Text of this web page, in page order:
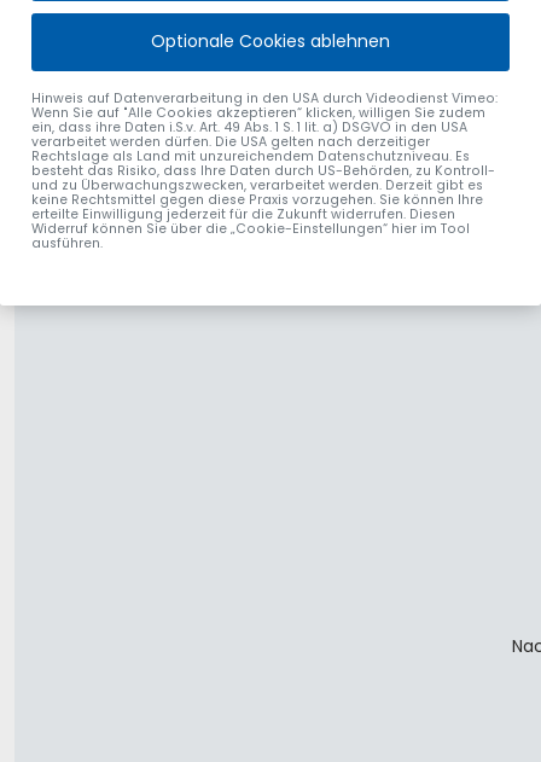
Optionale Cookies ablehnen
Hinweis auf Datenverarbeitung in den USA durch Videodienst Vimeo:
Wenn Sie auf "Alle Cookies akzeptieren“ klicken, willigen Sie zudem
ein, dass ihre Daten i.S.v. Art. 49 Abs. 1 S. 1 lit. a) DSGVO in den USA
verarbeitet werden dürfen. Die USA gelten nach derzeitiger
Rechtslage als Land mit unzureichendem Datenschutzniveau. Es
besteht das Risiko, dass Ihre Daten durch US-Behörden, zu Kontroll-
und zu Überwachungszwecken, verarbeitet werden. Derzeit gibt es
keine Rechtsmittel gegen diese Praxis vorzugehen. Sie können Ihre
erteilte Einwilligung jederzeit für die Zukunft widerrufen. Diesen
Widerruf können Sie über die „Cookie-Einstellungen“ hier im Tool
ausführen.